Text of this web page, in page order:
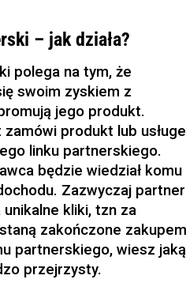
– jak działa?
polega na tym, że
swoim zyskiem z
jego produkt.
produkt lub usługe
linku partnerskiego.
będzie wiedział komu
Zazwyczaj partner
kliki, tzn za
zakończone
partnerskiego, wiesz
przejrzysty.